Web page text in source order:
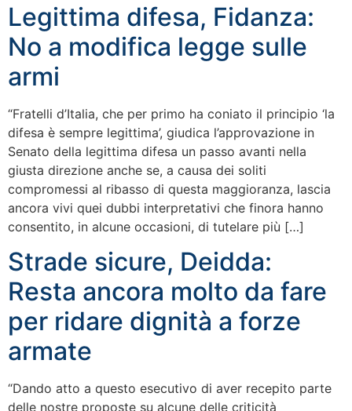
Legittima difesa, Fidanza:
No a modifica legge sulle
armi
“Fratelli d’Italia, che per primo ha coniato il principio ‘la
difesa è sempre legittima’, giudica l’approvazione in
Senato della legittima difesa un passo avanti nella
giusta direzione anche se, a causa dei soliti
compromessi al ribasso di questa maggioranza, lascia
ancora vivi quei dubbi interpretativi che finora hanno
consentito, in alcune occasioni, di tutelare più […]
Strade sicure, Deidda:
Resta ancora molto da fare
per ridare dignità a forze
armate
“Dando atto a questo esecutivo di aver recepito parte
delle nostre proposte su alcune delle criticità